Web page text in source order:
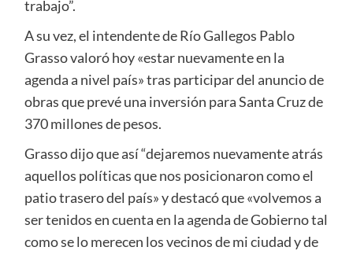
trabajo”.
A su vez, el intendente de Río Gallegos Pablo
Grasso valoró hoy «estar nuevamente en la
agenda a nivel país» tras participar del anuncio de
obras que prevé una inversión para Santa Cruz de
370 millones de pesos.
Grasso dijo que así “dejaremos nuevamente atrás
aquellos políticas que nos posicionaron como el
patio trasero del país» y destacó que «volvemos a
ser tenidos en cuenta en la agenda de Gobierno tal
como se lo merecen los vecinos de mi ciudad y de